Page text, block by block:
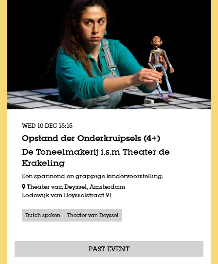
Opstand der Onderkruipsels (4+)
De Toneelmakerij i.s.m Theater de
Krakeling
WED 10 DEC 15:15
Een spannend en grappige kindervoorstelling.
Theater van Deyssel, Amsterdam
Lodewijk van Deysselstraat 91
Dutch spoken Theater van Deyssel
PAST EVENT